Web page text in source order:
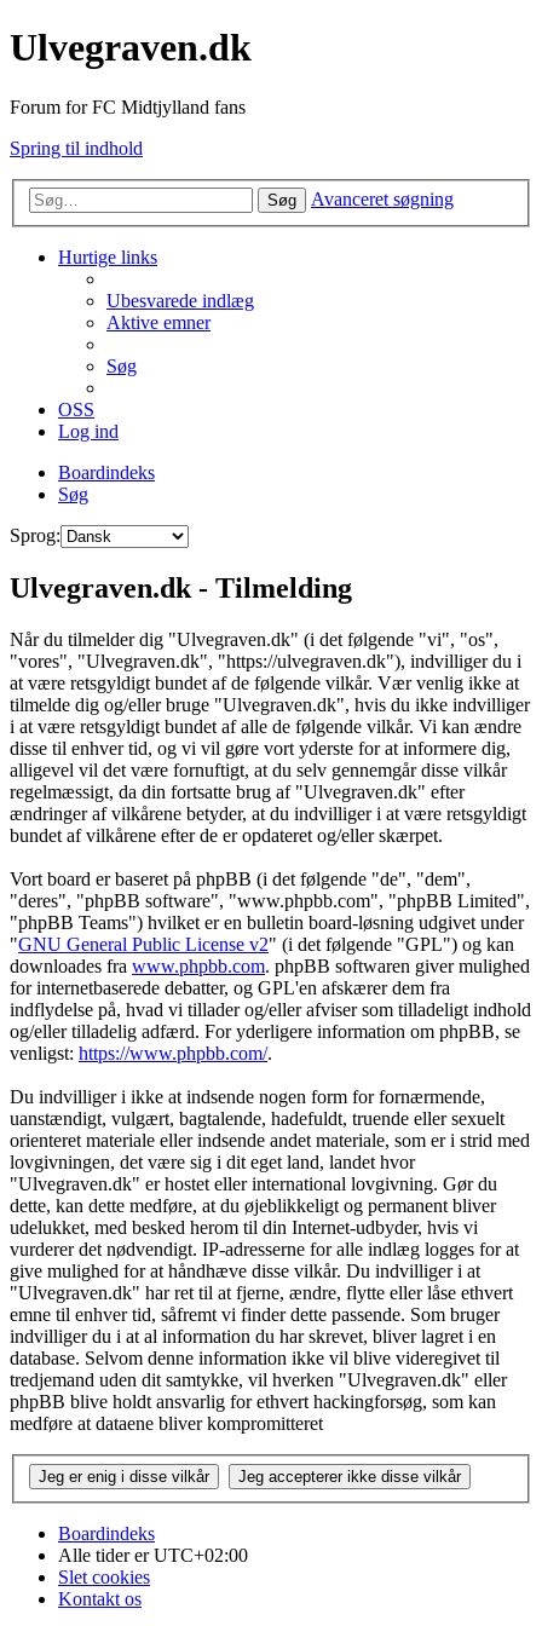
Ulvegraven.dk
Forum for FC Midtjylland fans
Spring til indhold
Søg Avanceret søgning
Hurtige links
Ubesvarede indlæg
Aktive emner
Søg
OSS
Log ind
Boardindeks
Søg
Sprog:
Ulvegraven.dk - Tilmelding
Når du tilmelder dig "Ulvegraven.dk" (i det følgende "vi", "os",
"vores", "Ulvegraven.dk", "https://ulvegraven.dk"), indvilliger du i
at være retsgyldigt bundet af de følgende vilkår. Vær venlig ikke at
tilmelde dig og/eller bruge "Ulvegraven.dk", hvis du ikke indvilliger
i at være retsgyldigt bundet af alle de følgende vilkår. Vi kan ændre
disse til enhver tid, og vi vil gøre vort yderste for at informere dig,
alligevel vil det være fornuftigt, at du selv gennemgår disse vilkår
regelmæssigt, da din fortsatte brug af "Ulvegraven.dk" efter
ændringer af vilkårene betyder, at du indvilliger i at være retsgyldigt
bundet af vilkårene efter de er opdateret og/eller skærpet.
Vort board er baseret på phpBB (i det følgende "de", "dem",
"deres", "phpBB software", "www.phpbb.com", "phpBB Limited",
"phpBB Teams") hvilket er en bulletin board-løsning udgivet under
"GNU General Public License v2" (i det følgende "GPL") og kan
downloades fra www.phpbb.com. phpBB softwaren giver mulighed
for internetbaserede debatter, og GPL'en afskærer dem fra
indflydelse på, hvad vi tillader og/eller afviser som tilladeligt indhold
og/eller tilladelig adfærd. For yderligere information om phpBB, se
venligst: https://www.phpbb.com/.
Du indvilliger i ikke at indsende nogen form for fornærmende,
uanstændigt, vulgært, bagtalende, hadefuldt, truende eller sexuelt
orienteret materiale eller indsende andet materiale, som er i strid med
lovgivningen, det være sig i dit eget land, landet hvor
"Ulvegraven.dk" er hostet eller international lovgivning. Gør du
dette, kan dette medføre, at du øjeblikkeligt og permanent bliver
udelukket, med besked herom til din Internet-udbyder, hvis vi
vurderer det nødvendigt. IP-adresserne for alle indlæg logges for at
give mulighed for at håndhæve disse vilkår. Du indvilliger i at
"Ulvegraven.dk" har ret til at fjerne, ændre, flytte eller låse ethvert
emne til enhver tid, såfremt vi finder dette passende. Som bruger
indvilliger du i at al information du har skrevet, bliver lagret i en
database. Selvom denne information ikke vil blive videregivet til
tredjemand uden dit samtykke, vil hverken "Ulvegraven.dk" eller
phpBB blive holdt ansvarlig for ethvert hackingforsøg, som kan
medføre at dataene bliver kompromitteret
Boardindeks
Alle tider erUTC+02:00
Slet cookies
Kontakt os